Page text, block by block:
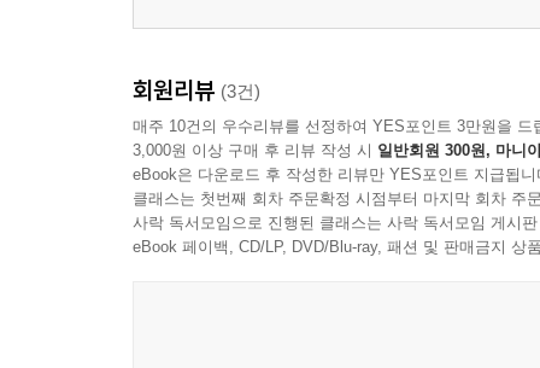
회원리뷰 (3건)
매주 10건의 우수리뷰를 선정하여 YES포인트 3만원을 드
3,000원 이상 구매 후 리뷰 작성 시 일반회원 300원, 마니
eBook은 다운로드 후 작성한 리뷰만 YES포인트 지급됩니
클래스는 첫번째 회차 주문확정 시점부터 마지막 회차 주
사락 독서모임으로 진행된 클래스는 사락 독서모임 게시
eBook 페이백, CD/LP, DVD/Blu-ray, 패션 및 판매금지 상